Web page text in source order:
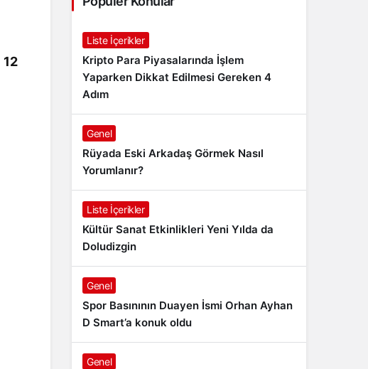
12
Liste İçerikler
Kripto Para Piyasalarında İşlem
Yaparken Dikkat Edilmesi Gereken 4
Adım
Genel
Rüyada Eski Arkadaş Görmek Nasıl
Yorumlanır?
Liste İçerikler
Kültür Sanat Etkinlikleri Yeni Yılda da
Doludizgin
Genel
Spor Basınının Duayen İsmi Orhan Ayhan
D Smart’a konuk oldu
Genel